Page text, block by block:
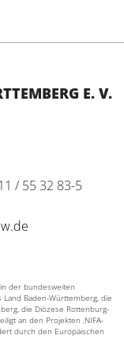
E. V.
/ 55 32 83-5
der bundesweiten
Baden-Württemberg, die
die Diözese Rottenburg-
an den Projekten ‚NIFA-
durch den Europäischen